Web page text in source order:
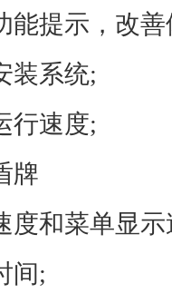
能提示，改
装系统;
行速度;
牌
度和菜单显
间;